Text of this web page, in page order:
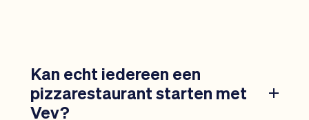
Kan echt iedereen een
pizzarestaurant starten met
Vev?